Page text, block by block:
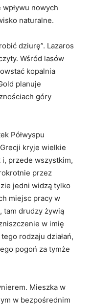
nowych
naturalne.
dziurę”. Lazaros
Wśród lasów
kopalnia
planuje
góry
Półwyspu
kryje wielkie
i, przede wszystkim,
przez
jedni widzą tylko
miejsc pracy w
tam drudzy żywią
w imię
rodzaju działań,
pogoń za tymże
Mieszka w
w bezpośrednim